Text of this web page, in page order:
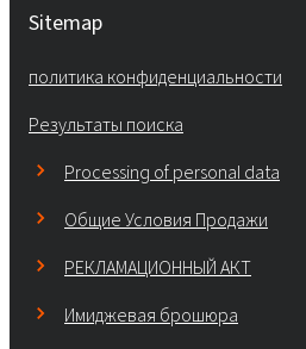
Sitemap
политика конфиденциальности
Результаты поиска
Processing of personal data
Общие Условия Продажи
РЕКЛАМАЦИОННЫЙ АКТ
Имиджевая брошюра